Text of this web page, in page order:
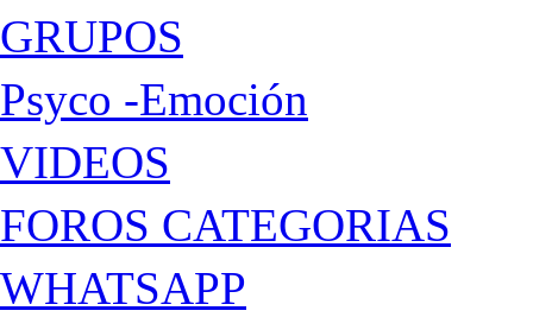
GRUPOS
Psyco -Emoción
VIDEOS
FOROS CATEGORIAS
WHATSAPP